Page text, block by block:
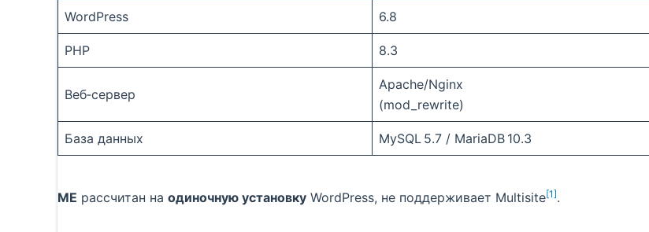
WordPress 6.8
PHP 8.3
Веб‑сервер
Apache/Nginx
(mod_rewrite)
База данных MySQL 5.7 / MariaDB 10.3
ME рассчитан на одиночную установку WordPress, не поддерживает Multisite[1].